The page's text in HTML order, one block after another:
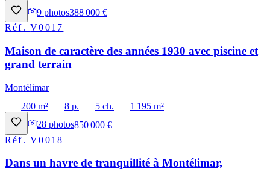
9 photos388 000 €
Réf.V0017
Maison de caractère des années 1930 avec piscine et
grand terrain
Montélimar
200 m²
8 p. 5 ch.
1 195 m²
28 photos850 000 €
Réf.V0018
Dans un havre de tranquillité à Montélimar,